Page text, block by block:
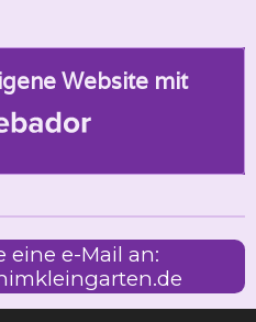
Website mit
eine e-Mail an: